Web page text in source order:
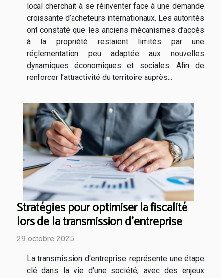
local cherchait à se réinventer face à une demande
croissante d’acheteurs internationaux. Les autorités
ont constaté que les anciens mécanismes d’accès
à la propriété restaient limités par une
réglementation peu adaptée aux nouvelles
dynamiques économiques et sociales. Afin de
renforcer l’attractivité du territoire auprès...
Stratégies pour optimiser la fiscalité
lors de la transmission d'entreprise
29 octobre 2025
La transmission d'entreprise représente une étape
clé dans la vie d'une société, avec des enjeux